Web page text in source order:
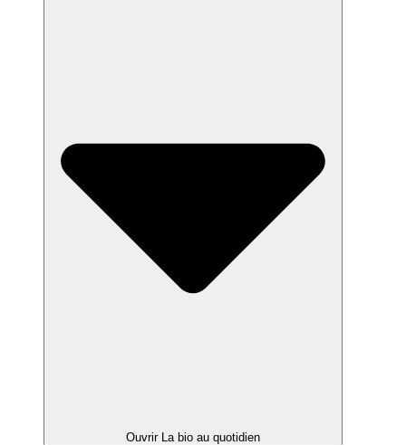
Ouvrir La bio au quotidien